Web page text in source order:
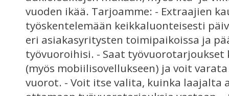
vuoden ikää. Tarjoamme: - Extraajien
työskentelemään keikkaluonteisesti
eri asiakasyritysten toimipaikoissa ja
työvuoroihisi. - Saat
(myös mobiilisovellukseen) ja voit
vuorot. - Voit itse valita, kuinka laajalta